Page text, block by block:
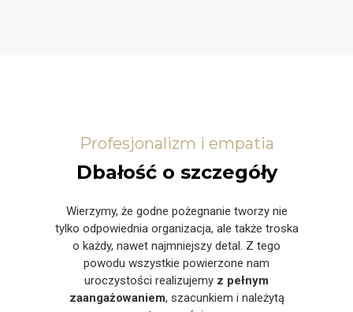
Profesjonalizm i empatia
Dbałość o szczegóły
Wierzymy, że godne pożegnanie tworzy nie
tylko odpowiednia organizacja, ale także troska
o każdy, nawet najmniejszy detal. Z tego
powodu wszystkie powierzone nam
uroczystości realizujemy z pełnym
zaangażowaniem, szacunkiem i należytą